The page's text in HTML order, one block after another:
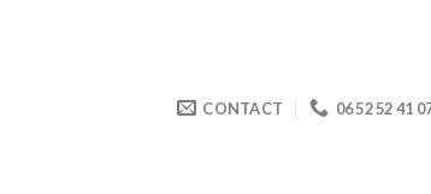
CONTACT 06 52 52 41